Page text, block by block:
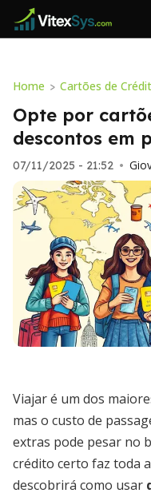
Home > Cartões de
Opte por
descontos em
07/11/2025 - 21:52 •
Viajar é um dos
mas o custo de
extras pode pesar no
crédito certo faz toda
descobrirá como usar